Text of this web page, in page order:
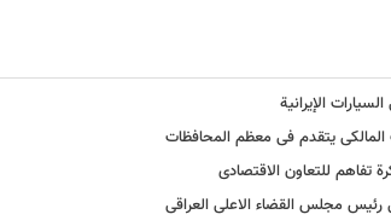
الإیرانیة
المالکی یتقدم فی معظم المحافظات
تفاهم للتعاون الاقتصادی
مجلس القضاء الاعلی العراقی